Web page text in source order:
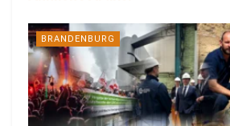
BRANDENBURG